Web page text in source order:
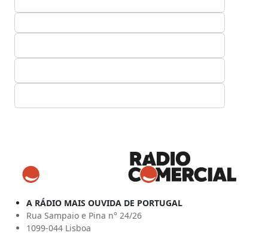
A RÁDIO MAIS OUVIDA DE PORTUGAL
Rua Sampaio e Pina n° 24/26
1099-044 Lisboa